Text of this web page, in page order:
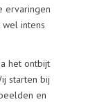
ervaringen
intens
het ontbijt
starten bij
en